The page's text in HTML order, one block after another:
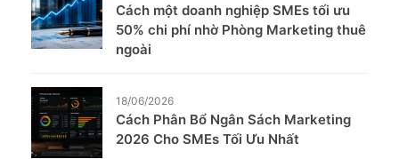
Cách một doanh nghiệp SMEs tối ưu
50% chi phí nhờ Phòng Marketing thuê
ngoài
18/06/2026
Cách Phân Bổ Ngân Sách Marketing
2026 Cho SMEs Tối Ưu Nhất